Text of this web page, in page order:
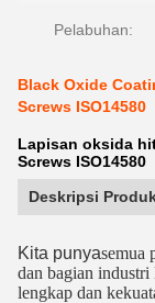
Pelabuhan:
Black Oxide
Screws ISO14580
Lapisan oksida
Screws ISO14580
Deskripsi
Kita punyasemua
dan bagian
lengkap dan